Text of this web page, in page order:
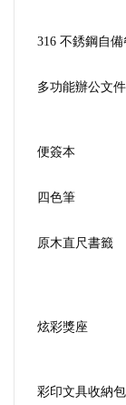
316 不銹鋼自
多功能辦公文
便簽本
四色筆
原木直尺書籤
炫彩獎座
彩印文具收納包